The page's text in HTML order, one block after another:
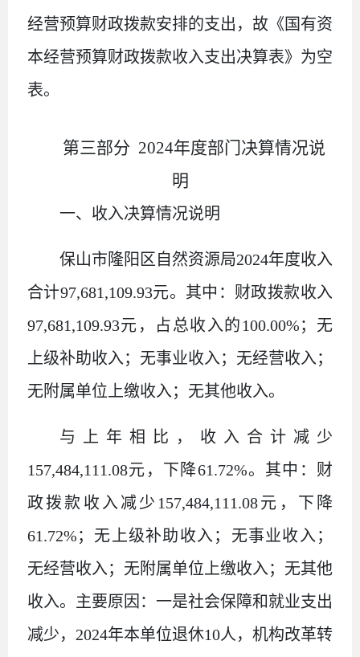
经营预算财政拨款安排的支出，故《国有资
本经营预算财政拨款收入支出决算表》为空
表。
第三部分 2024年度部门决算情况说
明
一、收入决算情况说明
保山市隆阳区自然资源局2024年度收入
合计97,681,109.93元。其中：财政拨款收入
97,681,109.93元，占总收入的100.00%；无
上级补助收入；无事业收入；无经营收入；
无附属单位上缴收入；无其他收入。
与上年相比，收入合计减少
157,484,111.08元，下降61.72%。其中：财
政拨款收入减少 157,484,111.08元，下降
61.72%；无上级补助收入；无事业收入；
无经营收入；无附属单位上缴收入；无其他
收入。主要原因：一是社会保障和就业支出
减少， 2024年本单位退休10人，机构改革转